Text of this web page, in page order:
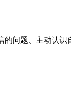
问题、主动认